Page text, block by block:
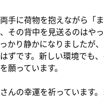
手に荷物を抱えながら「
その背中を見送るのはや
かり静かになりましたが
ずです。新しい環境でも
願っています。
んの幸運を祈っています